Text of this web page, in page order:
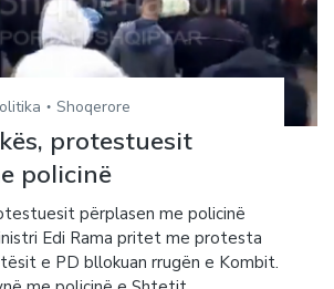
Shoqerore
protestuesit
policinë
përplasen me policinë
Edi Rama pritet me protesta
e PD bllokuan rrugën e Kombit.